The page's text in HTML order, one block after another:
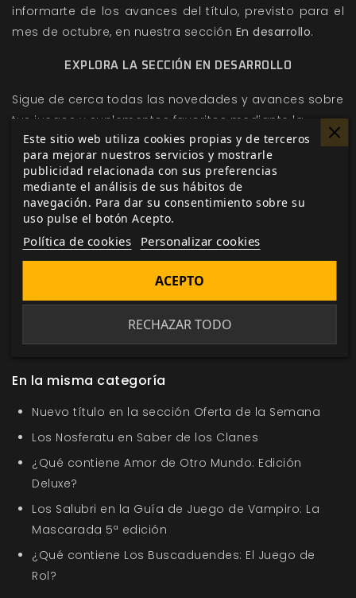
informarte de los avances del título, previsto para el
mes de octubre, en nuestra sección En desarrollo.
EXPLORA LA SECCIÓN EN DESARROLLO
Sigue de cerca todas las novedades y avances sobre
tus juegos y suplementos favoritos mediante la
sección denoticiasydesarrollode nuestra web.
Me gusta esto
Etiquetas: Tambores de guerra Hitos aventura
José Mariano Sáez
En la misma categoría
Nuevo título en la sección Oferta de la Semana
Los Nosferatu en Saber de los Clanes
¿Qué contiene Amor de Otro Mundo: Edición
Deluxe?
Los Salubri en la Guía de Juego de Vampiro: La
Mascarada 5ª edición
¿Qué contiene Los Buscaduendes: El Juego de
Rol?
Este sitio web utiliza cookies propias y de terceros
para mejorar nuestros servicios y mostrarle
publicidad relacionada con sus preferencias
mediante el análisis de sus hábitos de
navegación. Para dar su consentimiento sobre su
uso pulse el botón Acepto.
Política de cookies Personalizar cookies
RECHAZAR TODO
ACEPTO